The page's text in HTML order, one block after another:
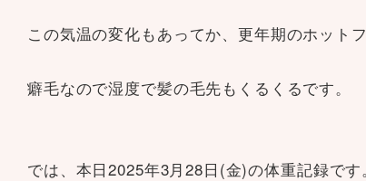
この気温の変化もあってか、更年期のホット
癖毛なので湿度で髪の毛先もくるくるです。
では、本日2025年3月28日(金)の体重記録です。